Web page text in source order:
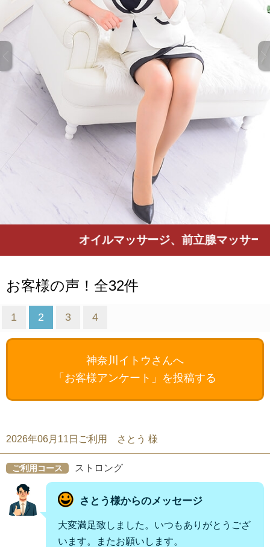
オイルマッサージ、前立腺マッサー
お客様の声！全32件
1 2 3 4
神奈川イトウさんへ
「お客様アンケート」を投稿する
2026年06月11日ご利用 さとう 様
ご利用コース ストロング
さとう様からのメッセージ
大変満足致しました。いつもありがとうござ
います。またお願いします。